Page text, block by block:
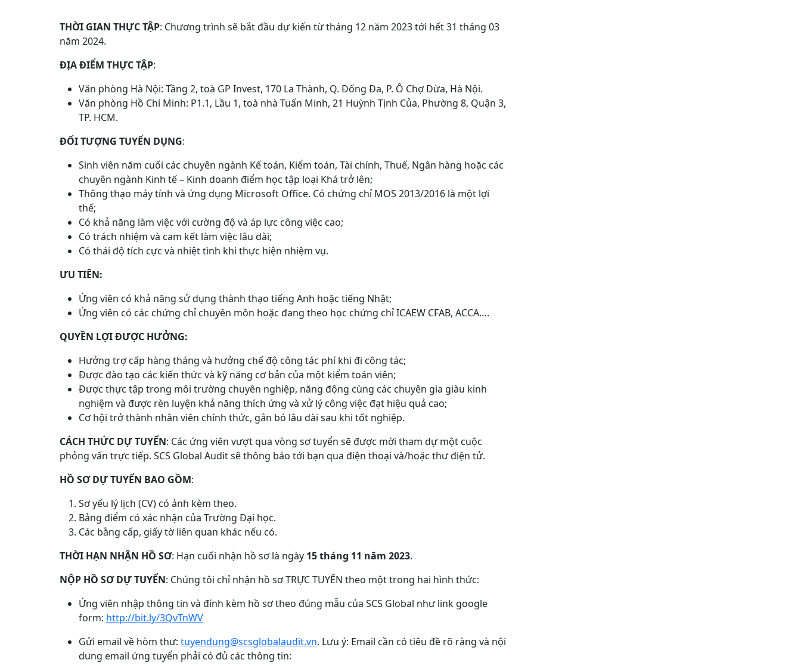
THỜI GIAN THỰC TẬP: Chương trình sẽ bắt đầu dự kiến từ tháng 12 năm 2023 tới hết 31 tháng 03
năm 2024.
ĐỊA ĐIỂM THỰC TẬP:
Văn phòng Hà Nội: Tầng 2, toà GP Invest, 170 La Thành, Q. Đống Đa, P. Ô Chợ Dừa, Hà Nội.
Văn phòng Hồ Chí Minh: P1.1, Lầu 1, toà nhà Tuấn Minh, 21 Huỳnh Tịnh Của, Phường 8, Quận 3,
TP. HCM.
ĐỐI TƯỢNG TUYỂN DỤNG:
Sinh viên năm cuối các chuyên ngành Kế toán, Kiểm toán, Tài chính, Thuế, Ngân hàng hoặc các
chuyên ngành Kinh tế – Kinh doanh điểm học tập loại Khá trở lên;
Thông thạo máy tính và ứng dụng Microsoft Office. Có chứng chỉ MOS 2013/2016 là một lợi
thế;
Có khả năng làm việc với cường độ và áp lực công việc cao;
Có trách nhiệm và cam kết làm việc lâu dài;
Có thái độ tích cực và nhiệt tình khi thực hiện nhiệm vụ.
ƯU TIÊN:
Ứng viên có khả năng sử dụng thành thạo tiếng Anh hoặc tiếng Nhật;
Ứng viên có các chứng chỉ chuyên môn hoặc đang theo học chứng chỉ ICAEW CFAB, ACCA….
QUYỀN LỢI ĐƯỢC HƯỞNG:
Hưởng trợ cấp hàng tháng và hưởng chế độ công tác phí khi đi công tác;
Được đào tạo các kiến thức và kỹ năng cơ bản của một kiểm toán viên;
Được thực tập trong môi trường chuyên nghiệp, năng động cùng các chuyên gia giàu kinh
nghiệm và được rèn luyện khả năng thích ứng và xử lý công việc đạt hiệu quả cao;
Cơ hội trở thành nhân viên chính thức, gắn bó lâu dài sau khi tốt nghiệp.
CÁCH THỨC DỰ TUYỂN: Các ứng viên vượt qua vòng sơ tuyển sẽ được mời tham dự một cuộc
phỏng vấn trực tiếp. SCS Global Audit sẽ thông báo tới bạn qua điện thoại và/hoặc thư điện tử.
HỒ SƠ DỰ TUYỂN BAO GỒM:
Sơ yếu lý lịch (CV) có ảnh kèm theo.
Bảng điểm có xác nhận của Trường Đại học.
Các bằng cấp, giấy tờ liên quan khác nếu có.
THỜI HẠN NHẬN HỒ SƠ: Hạn cuối nhận hồ sơ là ngày 15 tháng 11 năm 2023.
NỘP HỒ SƠ DỰ TUYỂN: Chúng tôi chỉ nhận hồ sơ TRỰC TUYẾN theo một trong hai hình thức:
Ứng viên nhập thông tin và đính kèm hồ sơ theo đúng mẫu của SCS Global như link google
form: http://bit.ly/3QvTnWV
Gửi email về hòm thư: tuyendung@scsglobalaudit.vn. Lưu ý: Email cần có tiêu đề rõ ràng và nội
dung email ứng tuyển phải có đủ các thông tin: